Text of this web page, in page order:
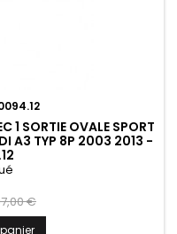
1 SORTIE OVALE SPORT
A3 TYP 8P 2003 2013 -
€